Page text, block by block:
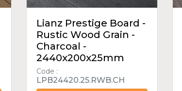
Lianz Prestige Board -
Rustic Wood Grain -
Charcoal -
2440x200x25mm
Code :
LPB24420.25.RWB.CH